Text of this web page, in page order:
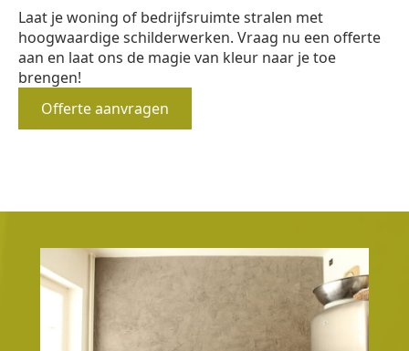
Laat je woning of bedrijfsruimte stralen met
hoogwaardige schilderwerken. Vraag nu een offerte
aan en laat ons de magie van kleur naar je toe
brengen!
Offerte aanvragen